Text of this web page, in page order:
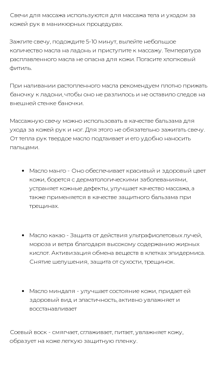
Свечи для массажа используются для массажа тела и уходом за
кожей рук в маникюрных процедурах.
Зажгите свечу, подождите 5-10 минут, вылейте небольшое
количество масла на ладонь и приступите к массажу. Температура
расплавленного масла не опасна для кожи. Погасите хлопковый
фитиль.
При наливании растопленного масла рекомендуем плотно прижать
баночку к ладони, чтобы оно не разлилось и не оставило следов на
внешней стенке баночки.
Массажную свечу можно использовать в качестве бальзама для
ухода за кожей рук и ног. Для этого не обязательно зажигать свечу.
От тепла рук твердое масло подтаивает и его удобно наносить
пальцами.
Масло манго - Оно обеспечивает красивый и здоровый цвет
кожи, борется с дерматологическими заболеваниями,
устраняет кожные дефекты, улучшает качество массажа, а
также применяется в качестве защитного бальзама при
трещинах.
Масло какао - Защита от действия ультрафиолетовых лучей,
мороза и ветра благодаря высокому содержанию жирных
кислот. Активизация обмена веществ в клетках эпидермиса.
Снятие шелушения, защита от сухости, трещинок.
Масло миндаля - улучшает состояние кожи, придает ей
здоровый вид и эластичность, активно увлажняет и
восстанавливает
Соевый воск - смягчает, сглаживает, питает, увлажняет кожу,
образует на коже легкую защитную пленку.